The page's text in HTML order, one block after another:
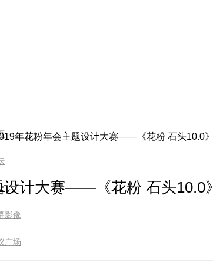
影像
广场
年花粉年会主题设计大赛——《花粉 石头10.0》
设计大赛——《花粉 石头10.0》